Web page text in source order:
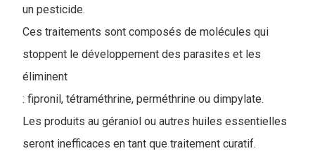
un pesticide.
Ces traitements sont composés de molécules qui
stoppent le développement des parasites et les
éliminent
: fipronil, tétraméthrine, perméthrine ou dimpylate.
Les produits au géraniol ou autres huiles essentielles
seront inefficaces en tant que traitement curatif.